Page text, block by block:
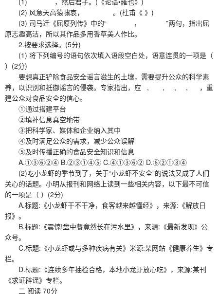
(2) 风急天高猿啸哀， 。(杜甫《 》)
(3) 司马迁《屈原列传》中的“ ， ”两句，指出屈
原志趣高洁，所以其作品多用香草美人作比。
2.按要求选择。(5分)
(1) 将下列编号的语句依次填入语段空白处，语意连贯的一项是（
）(2分)
要想真正铲除食品安全谣言滋生的土壤，需要提升公众的科学素
养，以识别和抵御谣言的侵袭。专家指出，应 , , , , ，重
建公众对食品安全的信心。
①通过搭建平台
②填补信息真空地带
③把科学家、媒体和企业纳入其中
④及时满足公众的需求，减少公众误解
⑤及时传播正确的食品安全知识和信息
A.①③⑥②④ B.②③①④⑤ C.④①③⑥② D.⑥②①③④
(2)吃小龙虾的季节到了，关于“小龙虾不安全”的说法又成了人们
关心的话题。小明从报刊和网络上读到一些相关内容，以下最不可信
的一项是（ ）(2分)
A.标题:《小龙虾干不干净，食客越来越懂经》，来源:《解放日
报》。
B.标题:《震惊!盘中餐竟然长在污水里》，来源:《最新发现》公
众号。
C.标题:《小龙虾或与多种疾病有关》米源:某网站《健康养生》专
栏。
D.标题:《连续多年抽检合格，本地小龙虾放心吃》，来源:某刊
《求证辟谣》专栏。
二 阅读 70分